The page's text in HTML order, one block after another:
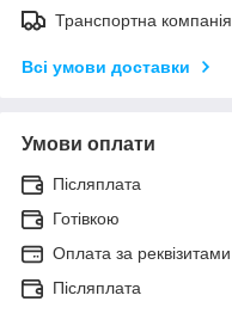
Транспортна компанія
Всі умови доставки
Умови оплати
Післяплата
Готівкою
Оплата за реквізитами
Післяплата